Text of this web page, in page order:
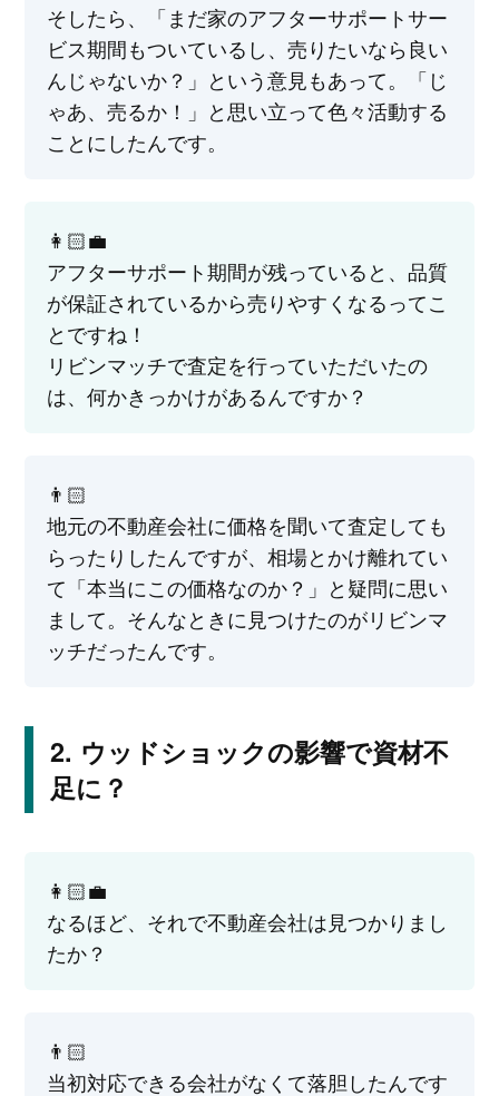
そしたら、「まだ家のアフターサポートサー
ビス期間もついているし、売りたいなら良い
んじゃないか？」という意見もあって。「じ
ゃあ、売るか！」と思い立って色々活動する
ことにしたんです。
👩🏻‍💼
アフターサポート期間が残っていると、品質
が保証されているから売りやすくなるってこ
とですね！
リビンマッチで査定を行っていただいたの
は、何かきっかけがあるんですか？
👨🏻
地元の不動産会社に価格を聞いて査定しても
らったりしたんですが、相場とかけ離れてい
て「本当にこの価格なのか？」と疑問に思い
まして。そんなときに見つけたのがリビンマ
ッチだったんです。
ウッドショックの影響で資材不
足に？
👩🏻‍💼
なるほど、それで不動産会社は見つかりまし
たか？
👨🏻
当初対応できる会社がなくて落胆したんです